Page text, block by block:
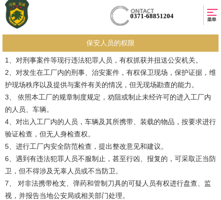
0371-68851204
保安人员的权限
1、对刑事案件等现行违法犯罪人员，有权抓获并扭送公安机关。
2、对发生在工厂内的刑事、治安案件，有权保卫现场，保护证据，维
护现场秩序以及提供与案件有关的情况，但无现场勘查的能力。
3、 依照本工厂的规章制度规定，劝阻或制止未经许可的进入工厂内
的人员、车辆。
4、对出入工厂内的人员，车辆及其所携带、装载的物品，按要求进行
验证检查，但无人身检查权。
5、进行工厂内安全防范检查，提出整改意见和建议。
6、遇到有违法犯罪人员不服制止，甚至行凶、报复的，可采取正当防
卫，但不得涉及无辜人员或不当防卫。
7、 对非法携带枪支、弹药和管制刀具的可疑人员有权进行盘查、监
视，并报告当地公安局或相关部门处理。